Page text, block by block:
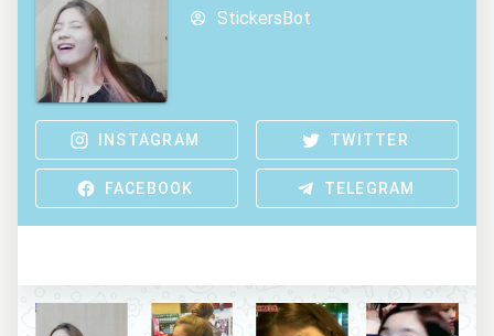
StickersBot
INSTAGRAM TWITTER
FACEBOOK TELEGRAM